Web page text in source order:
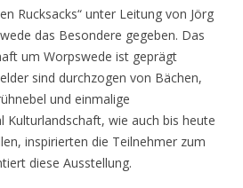
Rucksacks“ unter Leitung von Jörg
das Besondere gegeben. Das
um Worpswede ist geprägt
sind durchzogen von Bächen,
und einmalige
wie auch bis heute
inspirierten die Teilnehmer zum
diese Ausstellung.